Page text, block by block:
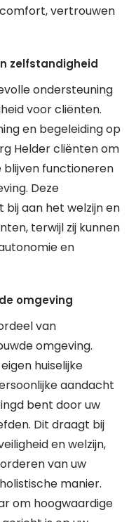
vertrouwen
zelfstandigheid
ondersteuning
voor cliënten.
en begeleiding op
Helder cliënten om
blijven functioneren
Deze
aan het welzijn en
terwijl zij kunnen
en
omgeving
van
omgeving.
huiselijke
aandacht
bent door uw
Dit draagt bij
en welzijn,
van uw
manier.
om hoogwaardige